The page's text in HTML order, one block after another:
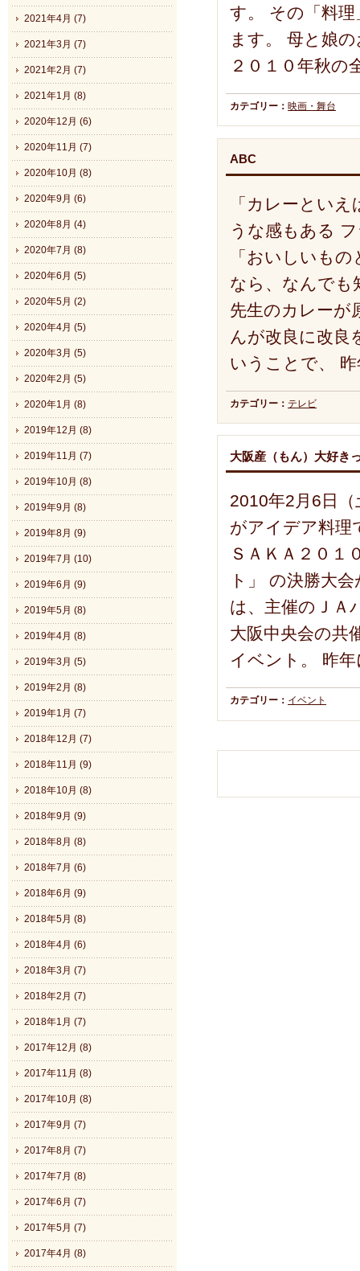
す。 その「料
ます。 母と娘
２０１０年秋の
カテゴリー： 映画・舞台
ABC
「カレーとい
うな感もある
「おいしいも
なら、なんでも
先生のカレーが
んが改良に改良
いうことで、
カテゴリー： テレビ
大阪産（もん）大好き
2010年2月6日
がアイデア料理
ＳＡＫＡ２０
ト」 の決勝大
は、主催のＪＡ
大阪中央会の共
イベント。 昨
カテゴリー： イベント
2021年4月 (7)
2021年3月 (7)
2021年2月 (7)
2021年1月 (8)
2020年12月 (6)
2020年11月 (7)
2020年10月 (8)
2020年9月 (6)
2020年8月 (4)
2020年7月 (8)
2020年6月 (5)
2020年5月 (2)
2020年4月 (5)
2020年3月 (5)
2020年2月 (5)
2020年1月 (8)
2019年12月 (8)
2019年11月 (7)
2019年10月 (8)
2019年9月 (8)
2019年8月 (9)
2019年7月 (10)
2019年6月 (9)
2019年5月 (8)
2019年4月 (8)
2019年3月 (5)
2019年2月 (8)
2019年1月 (7)
2018年12月 (7)
2018年11月 (9)
2018年10月 (8)
2018年9月 (9)
2018年8月 (8)
2018年7月 (6)
2018年6月 (9)
2018年5月 (8)
2018年4月 (6)
2018年3月 (7)
2018年2月 (7)
2018年1月 (7)
2017年12月 (8)
2017年11月 (8)
2017年10月 (8)
2017年9月 (7)
2017年8月 (7)
2017年7月 (8)
2017年6月 (7)
2017年5月 (7)
2017年4月 (8)